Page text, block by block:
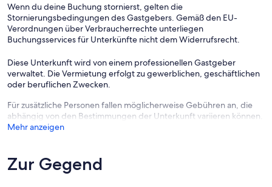
Wenn du deine Buchung stornierst, gelten die
Stornierungsbedingungen des Gastgebers. Gemäß den EU-
Verordnungen über Verbraucherrechte unterliegen
Buchungsservices für Unterkünfte nicht dem Widerrufsrecht.
Diese Unterkunft wird von einem professionellen Gastgeber
verwaltet. Die Vermietung erfolgt zu gewerblichen, geschäftlichen
oder beruflichen Zwecken.
Für zusätzliche Personen fallen möglicherweise Gebühren an, die
abhängig von den Bestimmungen der Unterkunft variieren können.
Mehr anzeigen
Zur Gegend